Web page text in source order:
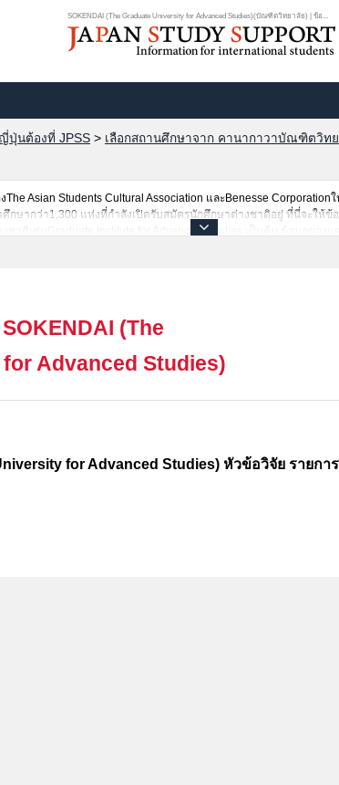
SOKENDAI (The Graduate University for Advanced Studies)(บัณฑิตวิทยาลัย) | ข้อ...
ปุ่นต้องที่ JPSS > เลือกสถานศึกษาจาก คานากาวาบัณฑิตวิท
The Asian Students Cultural Association และBenesse
ากว่า1,300 แห่งที่กำลังเปิดรับสมัครนักศึกษาต่างชาติอยู่ ที่นี่จะให้ข้อ
ชาติเช่นGraduate Institute for Advanced Studies เป็นต้น,ข้อมูลขอ
SOKENDAI (The
Advanced Studies)
for Advanced Studies) หัวข้อวิจัย รายการ